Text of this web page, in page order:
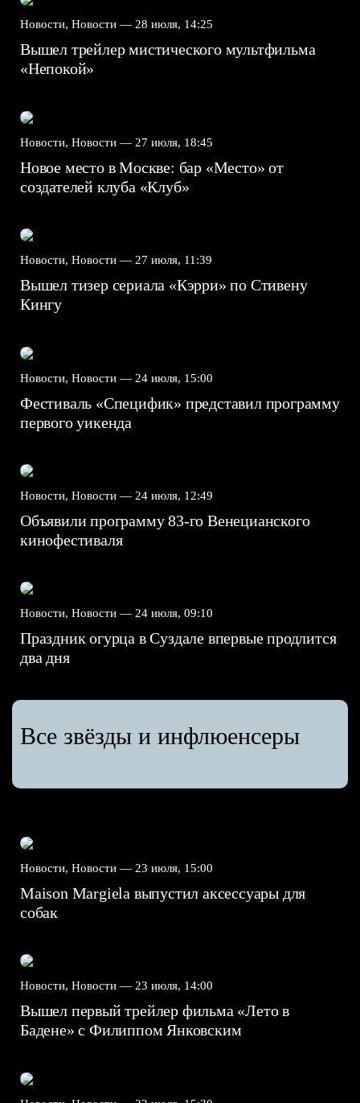
Новости, Новости — 28 июля, 14:25
Вышел трейлер мистического мультфильма
«Непокой»
Новости, Новости — 27 июля, 18:45
Новое место в Москве: бар «Место» от
создателей клуба «Клуб»
Новости, Новости — 27 июля, 11:39
Вышел тизер сериала «Кэрри» по Стивену
Кингу
Новости, Новости — 24 июля, 15:00
Фестиваль «Специфик» представил программу
первого уикенда
Новости, Новости — 24 июля, 12:49
Объявили программу 83-го Венецианского
кинофестиваля
Новости, Новости — 24 июля, 09:10
Праздник огурца в Суздале впервые продлится
два дня
Все звёзды и инфлюенсеры
Новости, Новости — 23 июля, 15:00
Maison Margiela выпустил аксессуары для
собак
Новости, Новости — 23 июля, 14:00
Вышел первый трейлер фильма «Лето в
Бадене» с Филиппом Янковским